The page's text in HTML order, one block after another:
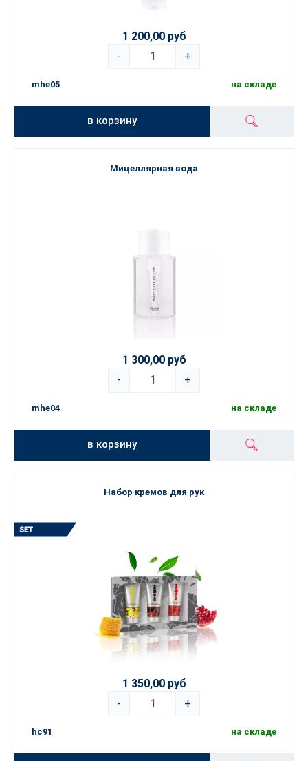
1 200,00 руб
-
+
mhe05 на складе
в корзину
Мицеллярная вода
1 300,00 руб
-
+
mhe04 на складе
в корзину
Набор кремов для рук
1 350,00 руб
-
+
hc91 на складе